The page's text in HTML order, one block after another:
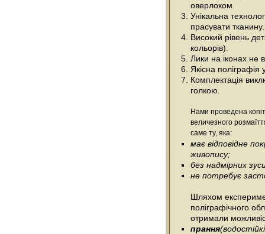
оверлоком.
Унікальна
прасувати тканину.
Високий рівень
кольорів).
Лики на іконах не
Якісна
Комплектація
голкою.
Нами проведена
величезного
саме ту, яка:
має відповідне
живопису;
без надмірних
не потребує
Шляхом
поліграфічного
отримали
прання